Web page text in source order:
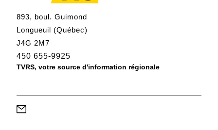
893, boul. Guimond
Longueuil (Québec)
J4G 2M7
450 655-9925
TVRS, votre source d'information régionale